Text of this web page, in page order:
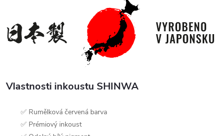
Vlastnosti inkoustu SHINWA
✅ Rumělková červená barva
✅ Prémiový inkoust